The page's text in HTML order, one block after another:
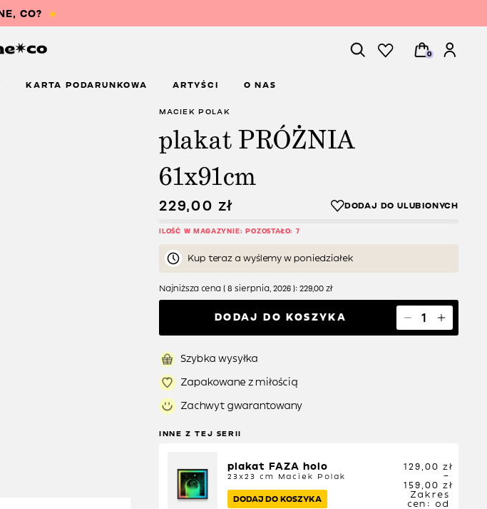
0
KARTA PODARUNKOWA ARTYŚCI O NAS
MACIEK POLAK
plakat PRÓŻNIA
61x91cm
229,00 zł
ILOŚĆ W MAGAZYNIE: POZOSTAŁO: 7
Kup teraz a wyślemy w poniedziałek
Najniższa cena ( 8 sierpnia, 2026 ): 229,00 zł
DODAJ DO KOSZYKA
Szybka wysyłka
Zapakowane z miłością
Zachwyt gwarantowany
INNE Z TEJ SERII
plakat FAZA holo
23x23 cm Maciek Polak
129,00 zł
–
159,00 zł
Zakres
cen: od
DODAJ DO KOSZYKA